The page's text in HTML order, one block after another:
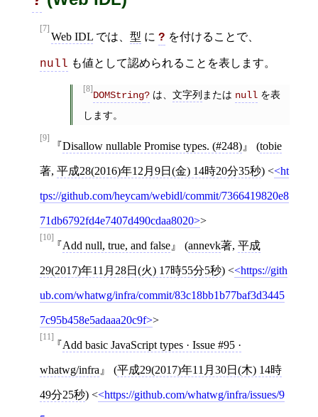
[7]
Web IDL では、 型 に ? を付けることで、
null も値として認められることを表します。
[8]
DOMString?は、 文字列 または nullを表
します。
[9]
Disallow nullable Promise types. (#248) (tobie
著, 平成28(2016)年12月9日(金) 14時20分35秒) < ht
tps://github.com/heycam/webidl/commit/7366419820e8
71db6792fd4e7407d490cdaa8020 >
[10]
Add null, true, and false (annevk著, 平成
29(2017)年11月28日(火) 17時55分5秒) < https://gith
ub.com/whatwg/infra/commit/83c18bb1b77baf3d3445
7c95b458e5adaaa20c9f >
[11]
Add basic JavaScript types · Issue #95 ·
whatwg/infra (平成29(2017)年11月30日(木) 14時
49分25秒) < https://github.com/whatwg/infra/issues/9